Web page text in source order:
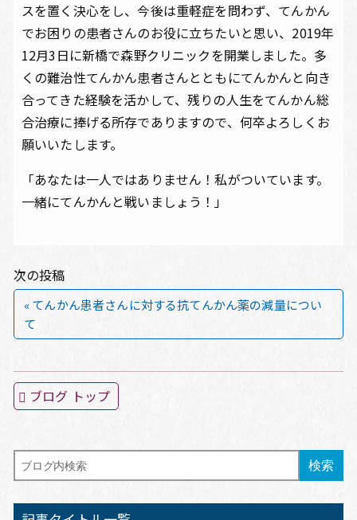
スを置く決心をし、今後は重軽症を問わず、てんかん
でお困りの患者さんのお役に立ちたいと思い、2019年
12月3日に新橋で森野クリニックを開業しました。多
くの難治性てんかん患者さんとともにてんかんと向き
合ってきた経験を活かして、残りの人生をてんかん総
合治療に捧げる所存でありますので、何卒よろしくお
願いいたします。
「あなたは一人ではありません！私がついています。
一緒にてんかんと戦いましょう！」
次の投稿
« てんかん患者さんに対する抗てんかん薬の減量につい
て
ブログ トップ